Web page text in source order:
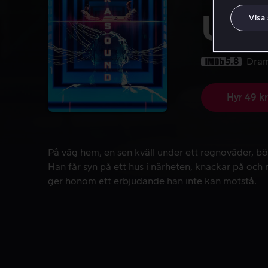
5.8
Hyr 49 kr
På väg hem, en sen kväll under ett regnoväder,
På väg hem, en sen kväll under ett regnoväder,
Han får syn på ett hus i närheten, knackar på
ger honom ett erbjudande han inte kan motstå.
Visa